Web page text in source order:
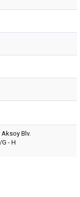
Aksoy Blv.
- H